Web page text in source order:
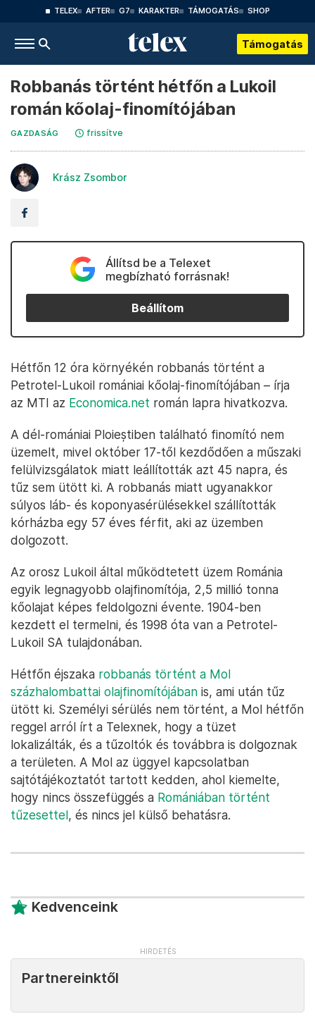
TELEX AFTER G7 KARAKTER TÁMOGATÁS SHOP
Támogatás
Robbanás történt hétfőn a Lukoil
román kőolaj-finomítójában
GAZDASÁG frissítve
Krász Zsombor
Állítsd be a Telexet
megbízható forrásnak!
Beállítom
Hétfőn 12 óra környékén robbanás történt a
Petrotel-Lukoil romániai kőolaj-finomítójában – írja
az MTI az Economica.net román lapra hivatkozva.
A dél-romániai Ploieștiben található finomító nem
üzemelt, mivel október 17-től kezdődően a műszaki
felülvizsgálatok miatt leállították azt 45 napra, és
tűz sem ütött ki. A robbanás miatt ugyanakkor
súlyos láb- és koponyasérülésekkel szállították
kórházba egy 57 éves férfit, aki az üzemben
dolgozott.
Az orosz Lukoil által működtetett üzem Románia
egyik legnagyobb olajfinomítója, 2,5 millió tonna
kőolajat képes feldolgozni évente. 1904-ben
kezdett el termelni, és 1998 óta van a Petrotel-
Lukoil SA tulajdonában.
Hétfőn éjszaka robbanás történt a Mol
százhalombattai olajfinomítójában is, ami után tűz
ütött ki. Személyi sérülés nem történt, a Mol hétfőn
reggel arról írt a Telexnek, hogy a tüzet
lokalizálták, és a tűzoltók és továbbra is dolgoznak
a területen. A Mol az üggyel kapcsolatban
sajtótájékoztatót tartott kedden, ahol kiemelte,
hogy nincs összefüggés a Romániában történt
tűzesettel, és nincs jel külső behatásra.
Kedvenceink
Partnereinktől